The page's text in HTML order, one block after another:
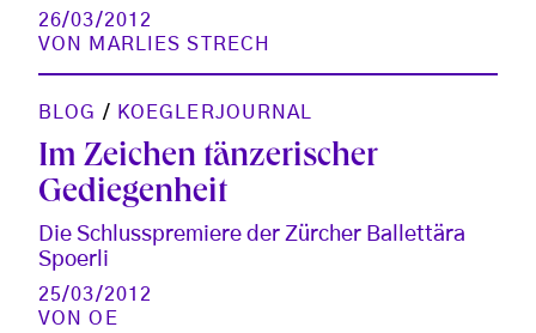
26/03/2012
VON MARLIES STRECH
BLOG / KOEGLERJOURNAL
Im Zeichen tänzerischer
Gediegenheit
Die Schlusspremiere der Zürcher Ballettära
Spoerli
25/03/2012
VONOE